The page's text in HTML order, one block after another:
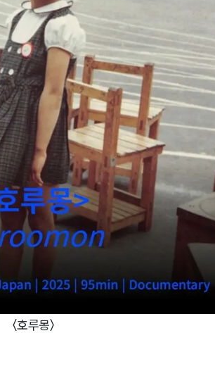
〈호루몽〉